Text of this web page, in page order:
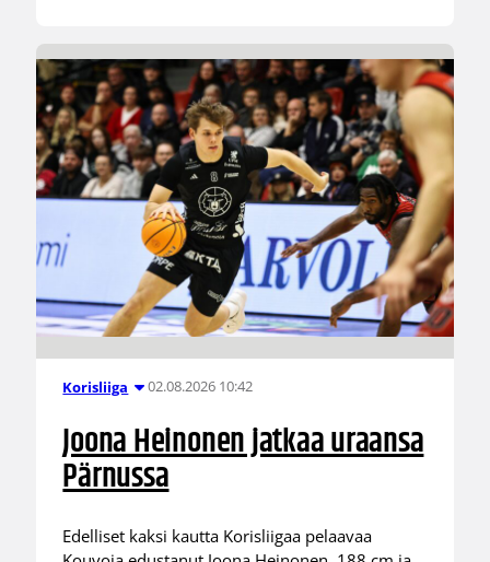
Korisliiga 02.08.2026 10:42
Joona Heinonen jatkaa uraansa
Pärnussa
Edelliset kaksi kautta Korisliigaa pelaavaa